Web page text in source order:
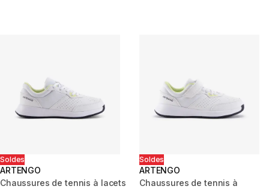
Soldes
ARTENGO
Chaussures de tennis à lacets
Soldes
ARTENGO
Chaussures de tennis à